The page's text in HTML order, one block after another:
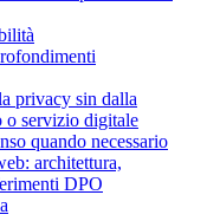
privacy sin dalla
o servizio digitale
quando necessario
architettura,
DPO